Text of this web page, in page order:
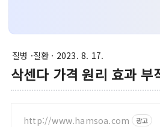
질병 ·질환 · 2023. 8. 17.
삭센다 가격 원리 효과 부
http://www.hamsoa.com 광고